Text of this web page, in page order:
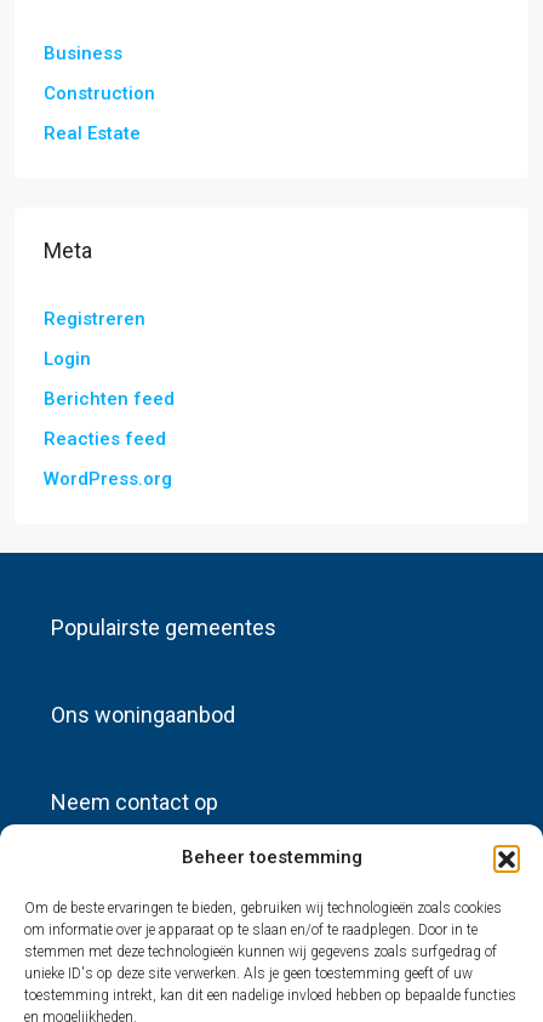
Beheer toestemming
Om de beste ervaringen te bieden, gebruiken wij technologieën zoals cookies
om informatie over je apparaat op te slaan en/of te raadplegen. Door in te
stemmen met deze technologieën kunnen wij gegevens zoals surfgedrag of
unieke ID's op deze site verwerken. Als je geen toestemming geeft of uw
toestemming intrekt, kan dit een nadelige invloed hebben op bepaalde functies
en mogelijkheden.
Business
Construction
Real Estate
Meta
Registreren
Login
Berichten feed
Reacties feed
WordPress.org
Populairste gemeentes
Ons woningaanbod
Neem contact op
info@sources-huisadvertenties.nl
Nieuwste advertenties